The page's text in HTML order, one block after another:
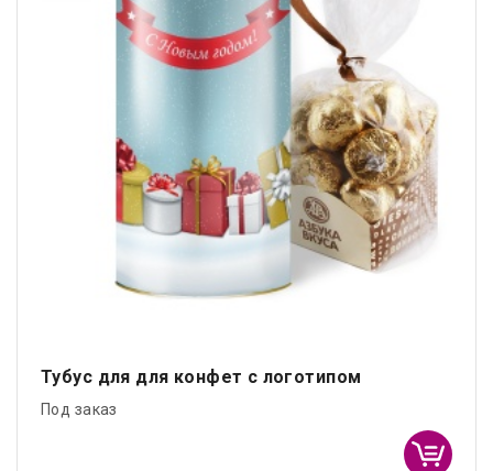
Тубус для для конфет с логотипом
Под заказ